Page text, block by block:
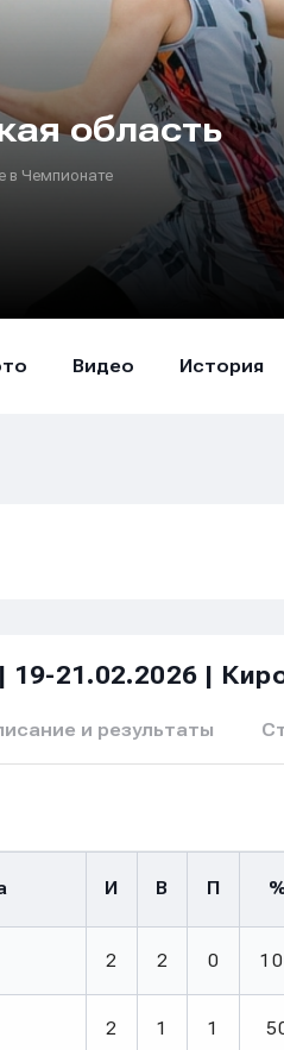
область
в Чемпионате
Видео История